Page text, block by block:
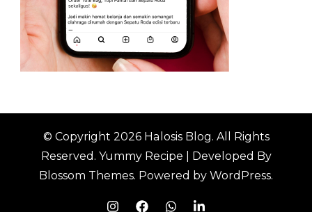
© Copyright 2026 Halosis Blog. All Rights
Reserved. Yummy Recipe | Developed By
Blossom Themes. Powered by WordPress.